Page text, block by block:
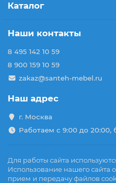
Каталог
Наши контакты
8 495 142 10 59
8 900 159 10 59
zakaz@santeh-mebel.ru
Наш адрес
г. Москва
Работаем с 9:00 до 20:00,
Для работы сайта
Использование нашего сайта
прием и передачу файлов